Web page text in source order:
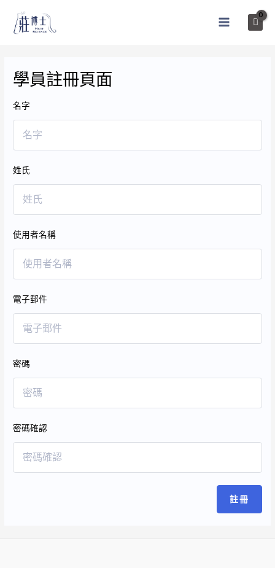
MAIN
學員註冊頁面
名字
姓氏
使用者名稱
電子郵件
密碼
密碼確認
註冊